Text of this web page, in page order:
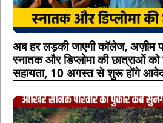
अब हर लड़की जाएगी कॉलेज, अज़ीम
स्नातक और डिप्लोमा की छात्राओं
सहायता, 10 अगस्त से शुरू होंगे